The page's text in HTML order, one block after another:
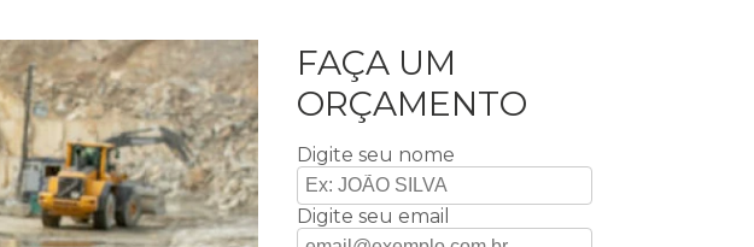
FAÇA UM
ORÇAMENTO
Digite seu nome
Digite seu email